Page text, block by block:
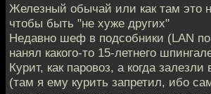
Железный обычай или как там это
чтобы быть "не хуже других"
Недавно шеф в подсобники (LAN по
нанял какого-то 15-летнего
Курит, как паровоз, а когда
(там я ему курить запретил, ибо